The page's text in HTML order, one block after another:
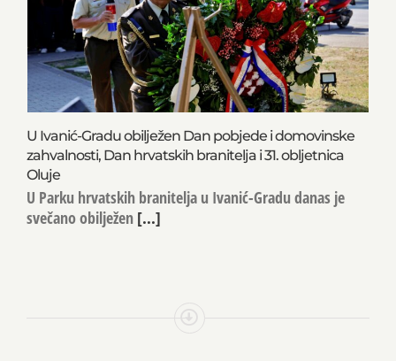
U Ivanić-Gradu obilježen Dan pobjede i domovinske
zahvalnosti, Dan hrvatskih branitelja i 31. obljetnica
Oluje
U Parku hrvatskih branitelja u Ivanić-Gradu danas je
svečano obilježen [...]